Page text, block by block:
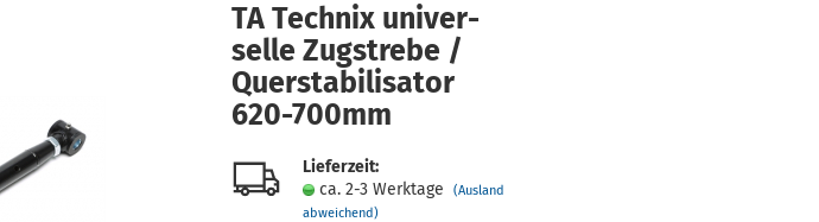
Passwort vergessen?
TA Tech­nix uni­ver­
sel­le Zug­stre­be /
Quer­sta­bi­li­sa­tor
620-​700mm
Lieferzeit:
ca. 2-3 Werktage
(Ausland
abweichend)